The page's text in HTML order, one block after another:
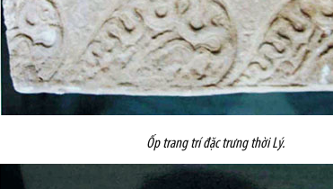
Ốp trang trí đặc trưng thời Lý.